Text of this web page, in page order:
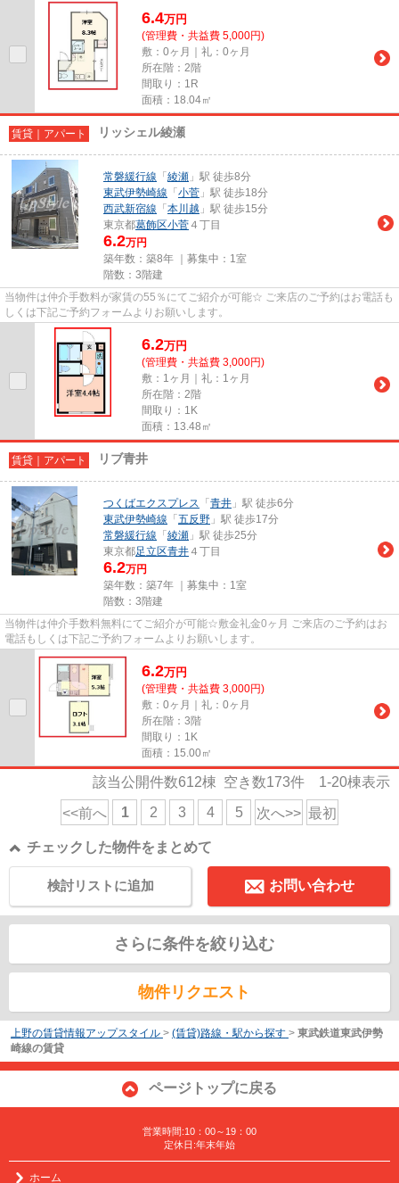
6.4万円
(管理費・共益費 5,000円)
敷：0ヶ月｜礼：0ヶ月
所在階：2階
間取り：1R
面積：18.04㎡
賃貸｜アパート リッシェル綾瀬
常磐緩行線 「 綾瀬 」駅 徒歩8分
東武伊勢崎線 「 小菅 」駅 徒歩18分
西武新宿線 「 本川越 」駅 徒歩15分
東京都葛飾区小菅 ４丁目
6.2万円
築年数：築8年 ｜募集中： 1室
階数：3階建
当物件は仲介手数料が家賃の55％にてご紹介が可能☆ ご来店のご予約はお電話も
しくは下記ご予約フォームよりお願いします。
6.2万円
(管理費・共益費 3,000円)
敷：1ヶ月｜礼：1ヶ月
所在階：2階
間取り：1K
面積：13.48㎡
賃貸｜アパート リブ青井
つくばエクスプレス 「 青井 」駅 徒歩6分
東武伊勢崎線 「 五反野 」駅 徒歩17分
常磐緩行線 「 綾瀬 」駅 徒歩25分
東京都足立区青井 ４丁目
6.2万円
築年数：築7年 ｜募集中： 1室
階数：3階建
当物件は仲介手数料無料にてご紹介が可能☆敷金礼金0ヶ月 ご来店のご予約はお
電話もしくは下記ご予約フォームよりお願いします。
6.2万円
(管理費・共益費 3,000円)
敷：0ヶ月｜礼：0ヶ月
所在階：3階
間取り：1K
面積：15.00㎡
該当公開件数612棟 空き数173件 1-20棟表示
<<前へ 1 2 3 4 5 次へ>> 最初
チェックした物件をまとめて
お問い合わせ
検討リストに追加
さらに条件を絞り込む
物件リクエスト
上野の賃貸情報アップスタイル > (賃貸)路線・駅から探す > 東武鉄道東武伊勢
崎線の賃貸
ページトップに戻る
営業時間:10：00～19：00
定休日:年末年始
ホーム